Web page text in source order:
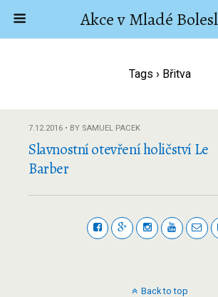
Akce v Mladé
Tags › Břitva
7.12.2016 • BY SAMUEL PACEK
Slavnostní otevření holičství Le
Barber
Back to top